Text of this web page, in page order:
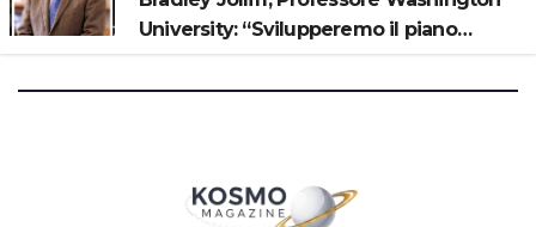
University: “Svilupperemo il piano